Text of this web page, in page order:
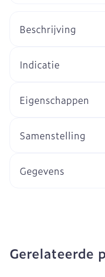
Beschrijving
Indicatie
Eigenschappen
Samenstelling
Gegevens
Gerelateerde